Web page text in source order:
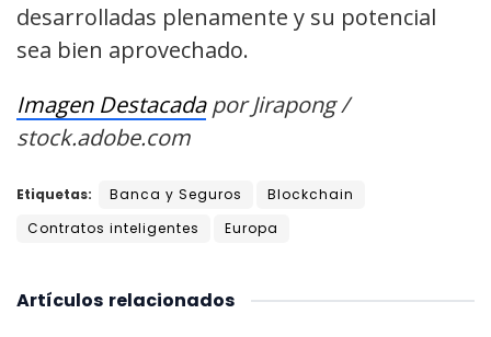
desarrolladas plenamente y su potencial
sea bien aprovechado.
Imagen DestacadaporJirapong /
stock.adobe.com
Etiquetas: Banca y Seguros
Blockchain
Contratos inteligentes
Europa
relacionados
Artículos